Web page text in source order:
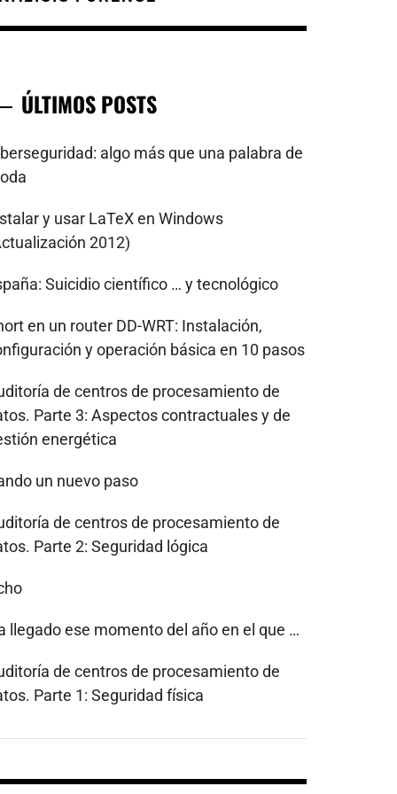
ÚLTIMOS POSTS
algo más que una palabra de
y usar LaTeX en Windows
2012)
Suicidio científico … y tecnológico
en un router DD-WRT: Instalación,
y operación básica en 10 pasos
de centros de procesamiento de
Parte 3: Aspectos contractuales y de
energética
un nuevo paso
de centros de procesamiento de
Parte 2: Seguridad lógica
llegado ese momento del año en el que …
de centros de procesamiento de
Parte 1: Seguridad física